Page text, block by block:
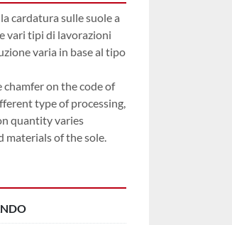
cardatura sulle suole a
vari tipi di lavorazioni
varia in base al tipo
on the code of
type of processing,
quantity varies
materials of the sole.